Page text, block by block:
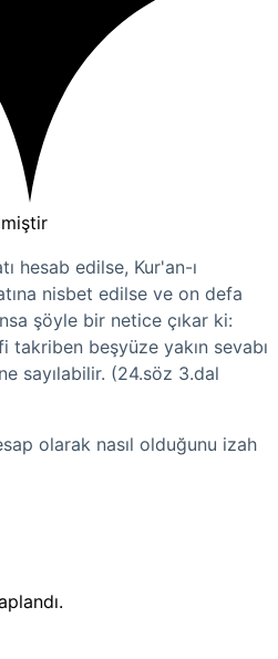
hesab edilse, Kur'an-ı
nisbet edilse ve on defa
şöyle bir netice çıkar ki:
beşyüze yakın sevabı
sayılabilir. (24.söz 3.dal
olarak nasıl olduğunu izah